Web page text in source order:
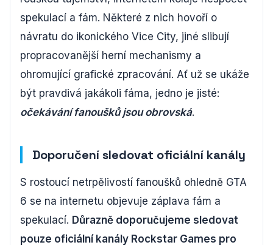
spekulací a fám. Některé z nich hovoří o
návratu do ikonického Vice City, jiné slibují
propracovanější herní mechanismy a
ohromující grafické zpracování. Ať už se ukáže
být pravdivá jakákoli fáma, jedno je jisté:
očekávání fanoušků jsou obrovská.
Doporučení sledovat oficiální kanály
S rostoucí netrpělivostí fanoušků ohledně GTA
6 se na internetu objevuje záplava fám a
spekulací. Důrazně doporučujeme sledovat
pouze oficiální kanály Rockstar Games pro